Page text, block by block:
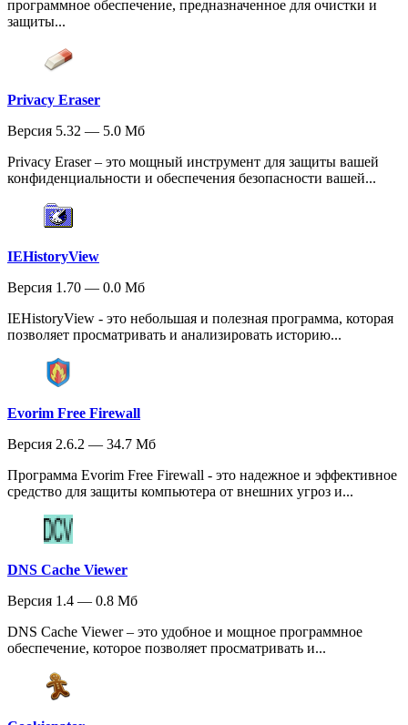
программное обеспечение, предназначенное для очистки и
защиты...
Privacy Eraser
Версия 5.32 — 5.0 Мб
Privacy Eraser – это мощный инструмент для защиты вашей
конфиденциальности и обеспечения безопасности вашей...
IEHistoryView
Версия 1.70 — 0.0 Мб
IEHistoryView - это небольшая и полезная программа, которая
позволяет просматривать и анализировать историю...
Evorim Free Firewall
Версия 2.6.2 — 34.7 Мб
Программа Evorim Free Firewall - это надежное и эффективное
средство для защиты компьютера от внешних угроз и...
DNS Cache Viewer
Версия 1.4 — 0.8 Мб
DNS Cache Viewer – это удобное и мощное программное
обеспечение, которое позволяет просматривать и...